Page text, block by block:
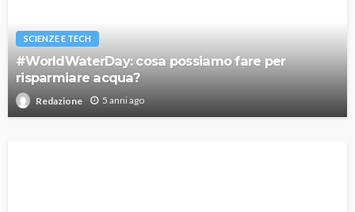
SCIENZE E TECH
#WorldWaterDay: cosa possiamo fare per
risparmiare acqua?
Redazione 5 anni ago